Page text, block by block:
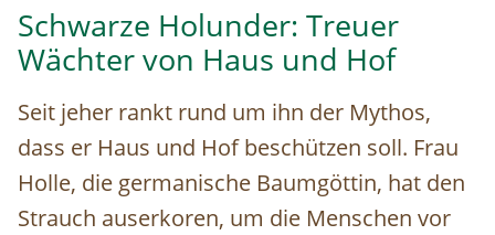
Schwarzer Holunder © Pixabay.com
Schwarze Holunder: Treuer
Wächter von Haus und Hof
Seit jeher rankt rund um ihn der Mythos,
dass er Haus und Hof beschützen soll. Frau
Holle, die germanische Baumgöttin, hat den
Strauch auserkoren, um die Menschen vor